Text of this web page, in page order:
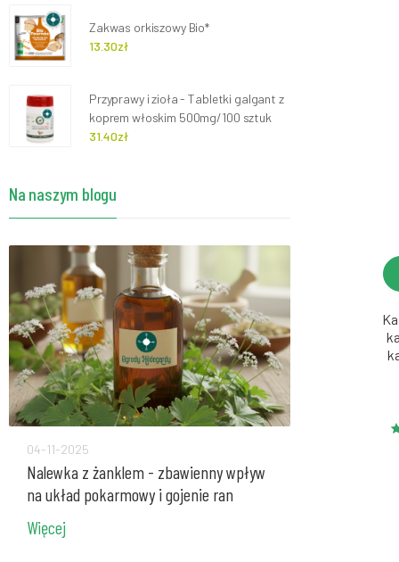
Zakwas orkiszowy Bio*
13.30zł
Przyprawy i zioła - Tabletki galgant z
koprem włoskim 500mg/100 sztuk
31.40zł
proszku 50g Bio*
39.50zł
Przyprawy i zioła - koper włoski
nasiona 200g Bio*
26.90zł
Przyprawy i zioła - Bertram korzeń w
proszku 80g
56.60zł
Przyprawy i zioła - Galgant w proszku
Na naszym blogu
04-11-2025
Nalewka z żanklem - zbawienny wpływ
na układ pokarmowy i gojenie ran
Więcej